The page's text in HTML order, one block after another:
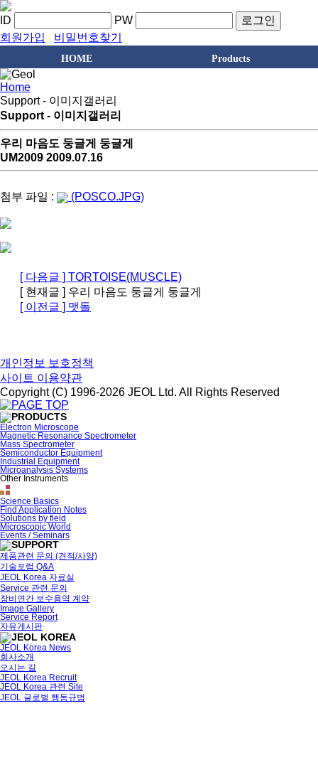
ID PW
로그인
회원가입
비밀번호찾기
HOME Products
Home
Support - 이미지갤러리
Support - 이미지갤러리
우리 마음도 둥글게 둥글게
UM2009 2009.07.16
첨부 파일 : (POSCO.JPG)
[ 다음글 ] TORTOISE(MUSCLE)
[ 현재글 ] 우리 마음도 둥글게 둥글게
[ 이전글 ] 맷돌
개인정보 보호정책
사이트 이용약관
Copyright (C) 1996-2026 JEOL Ltd. All Rights Reserved
Electron Microscope
Magnetic Resonance Spectrometer
Mass Spectrometer
Semiconductor Equipment
Industrial Equipment
Microanalysis Systems
Other Instruments
Science Basics
Find Application Notes
Solutions by field
Microscopic World
Events / Seminars
제품관련 문의 (견적/사양)
기술포럼 Q&A
JEOL Korea 자료실
Service 관련 문의
장비연간 보수용역 계약
Image Gallery
Service Report
자유게시판
JEOL Korea News
회사소개
오시는 길
JEOL Korea Recruit
JEOL Korea 관련 Site
JEOL 글로벌 행동규범